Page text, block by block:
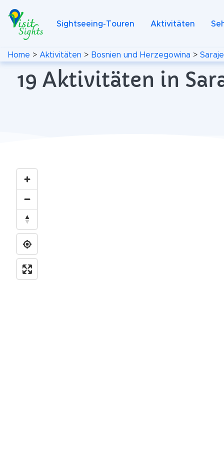
Sightseeing-Touren Aktivitäten
Home > Aktivitäten > Bosnien und Herzegowina >
19 Aktivitäten in